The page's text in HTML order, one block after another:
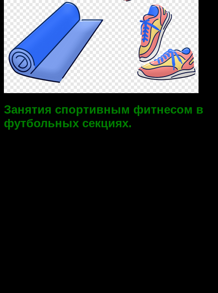
Занятия спортивным фитнесом в
футбольных секциях.